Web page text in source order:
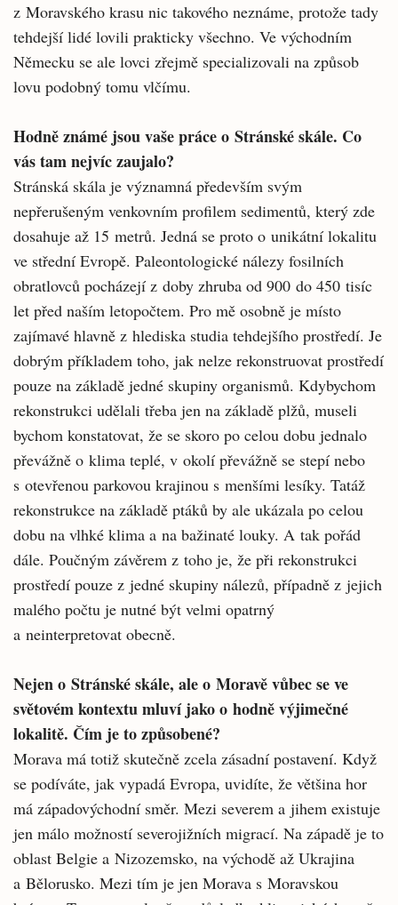
z Moravského krasu nic takového neznáme, protože tady
tehdejší lidé lovili prakticky všechno. Ve východním
Německu se ale lovci zřejmě specializovali na způsob
lovu podobný tomu vlčímu.
Hodně známé jsou vaše práce o Stránské skále. Co
vás tam nejvíc zaujalo?
Stránská skála je významná především svým
nepřerušeným venkovním profilem sedimentů, který zde
dosahuje až 15 metrů. Jedná se proto o unikátní lokalitu
ve střední Evropě. Paleontologické nálezy fosilních
obratlovců pocházejí z doby zhruba od 900 do 450 tisíc
let před naším letopočtem. Pro mě osobně je místo
zajímavé hlavně z hlediska studia tehdejšího prostředí. Je
dobrým příkladem toho, jak nelze rekonstruovat prostředí
pouze na základě jedné skupiny organismů. Kdybychom
rekonstrukci udělali třeba jen na základě plžů, museli
bychom konstatovat, že se skoro po celou dobu jednalo
převážně o klima teplé, v okolí převážně se stepí nebo
s otevřenou parkovou krajinou s menšími lesíky. Tatáž
rekonstrukce na základě ptáků by ale ukázala po celou
dobu na vlhké klima a na bažinaté louky. A tak pořád
dále. Poučným závěrem z toho je, že při rekonstrukci
prostředí pouze z jedné skupiny nálezů, případně z jejich
malého počtu je nutné být velmi opatrný
a neinterpretovat obecně.
Nejen o Stránské skále, ale o Moravě vůbec se ve
světovém kontextu mluví jako o hodně výjimečné
lokalitě. Čím je to způsobené?
Morava má totiž skutečně zcela zásadní postavení. Když
se podíváte, jak vypadá Evropa, uvidíte, že většina hor
má západovýchodní směr. Mezi severem a jihem existuje
jen málo možností severojižních migrací. Na západě je to
oblast Belgie a Nizozemsko, na východě až Ukrajina
a Bělorusko. Mezi tím je jen Morava s Moravskou